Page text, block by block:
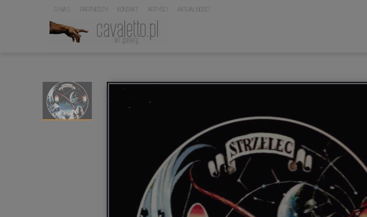
O NAS PARTNERZY KONTAKT ARTYŚCI AKTUALNOŚCI